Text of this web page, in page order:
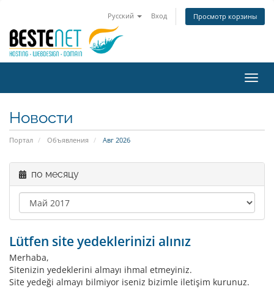
Русский Вход Просмотр корзины
Новости
Портал Объявления Авг 2026
по месяцу
Lütfen site yedeklerinizi alınız
Merhaba,
Sitenizin yedeklerini almayı ihmal etmeyiniz.
Site yedeği almayı bilmiyor iseniz bizimle iletişim kurunuz.